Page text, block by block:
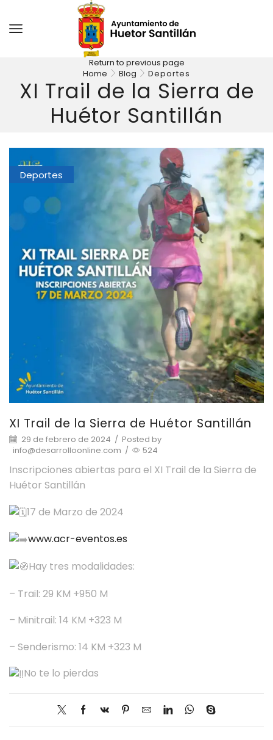
Return to previous page
Home
Blog Deportes
XI Trail de la Sierra de
Huétor Santillán
Deportes
XI Trail de la Sierra de Huétor Santillán
29 de febrero de 2024 / Posted by
info@desarrolloonline.com / 524
Inscripciones abiertas para el XI Trail de la Sierra de
Huétor Santillán
17 de Marzo de 2024
www.acr-eventos.es
Hay tres modalidades:
– Trail: 29 KM +950 M
– Minitrail: 14 KM +323 M
– Senderismo: 14 KM +323 M
No te lo pierdas